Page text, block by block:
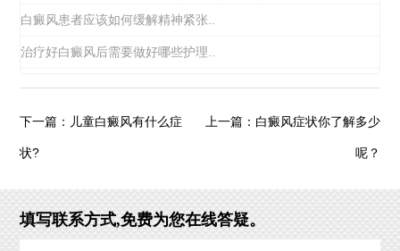
白癜风患者应该如何缓解精神紧张..
治疗好白癜风后需要做好哪些护理..
下一篇： 儿童白癜风有什么症
状?
上一篇： 白癜风症状你了解多少
呢？
填写联系方式,免费为您在线答疑。